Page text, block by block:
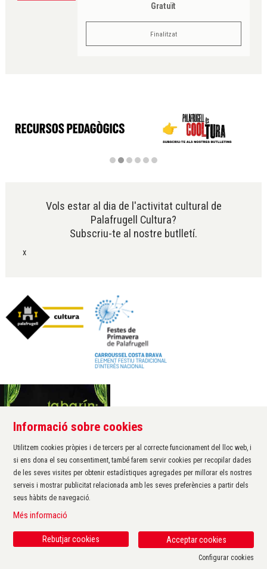
Gratuït
Finalitzat
Vols estar al dia de l'activitat cultural de
Palafrugell Cultura?
Subscriu-te al nostre butlletí.
x
Àrea de cultura de l'Ajuntament de Palafrugell
Carrer Santa Margarida, 1
17200 Palafrugell
972 611 172 ·
cultura@palafrugell.cat
Sitemap | Avís Legal
Informació sobre cookies
Utilitzem cookies pròpies i de tercers per al correcte funcionament del lloc web, i
si ens dona el seu consentiment, també farem servir cookies per recopilar dades
de les seves visites per obtenir estadístiques agregades per millorar els nostres
serveis i mostrar publicitat relacionada amb les seves preferències a partir dels
seus hàbits de navegació.
Més informació
Acceptar cookies
Rebutjar cookies
Configurar cookies